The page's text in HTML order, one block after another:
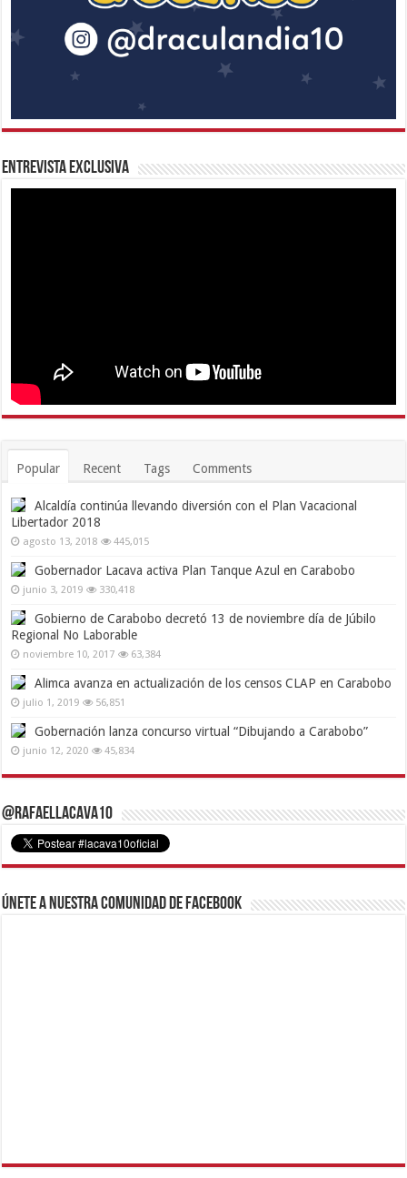
Entrevista Exclusiva
Popular Recent Tags Comments
Alcaldía continúa llevando diversión con el Plan Vacacional
Libertador 2018
agosto 13, 2018 445,015
Gobernador Lacava activa Plan Tanque Azul en Carabobo
junio 3, 2019 330,418
Gobierno de Carabobo decretó 13 de noviembre día de Júbilo
Regional No Laborable
noviembre 10, 2017 63,384
Alimca avanza en actualización de los censos CLAP en Carabobo
julio 1, 2019 56,851
Gobernación lanza concurso virtual “Dibujando a Carabobo”
junio 12, 2020 45,834
@RafaelLacava10
Únete a nuestra comunidad de Facebook